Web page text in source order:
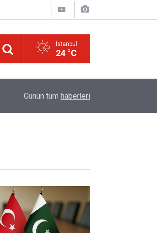
İstanbul
24 °C
Müslümanlardan dilinizi çekin, onlardan biri
Günün tüm haberleri